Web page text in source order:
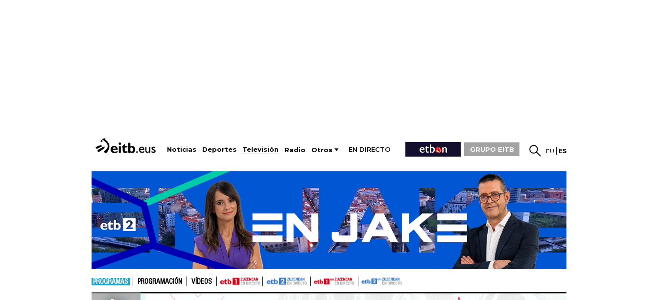
Noticias Deportes Televisión Radio Otros EN DIRECTO GRUPO EITB EU ES
PROGRAMAS PROGRAMACIÓN VÍDEOS